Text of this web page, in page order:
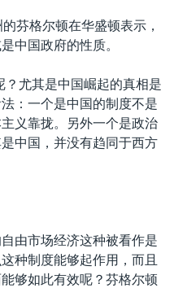
芬格尔顿在华盛顿表示，
中国政府的性质。
？尤其是中国崛起的真相是
：一个是中国的制度不是
义靠拢。另外一个是政治
中国，并没有趋同于西方
由市场经济这种被看作是
种制度能够起作用，而且
够如此有效呢？芬格尔顿